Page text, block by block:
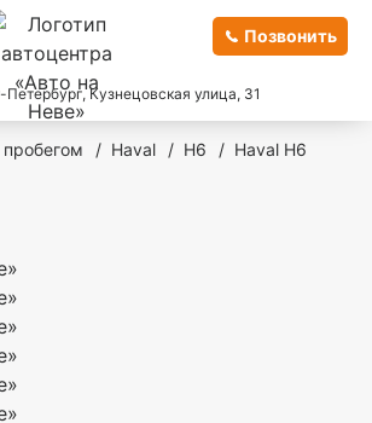
Петербург, Кузнецовская улица, 31
Позвонить
/ Haval / H6 / Haval H6